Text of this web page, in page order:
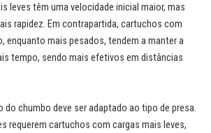
leves têm uma velocidade inicial maior, mas
rapidez. Em contrapartida, cartuchos com
enquanto mais pesados, tendem a manter a
tempo, sendo mais efetivos em distâncias
do chumbo deve ser adaptado ao tipo de presa.
requerem cartuchos com cargas mais leves,